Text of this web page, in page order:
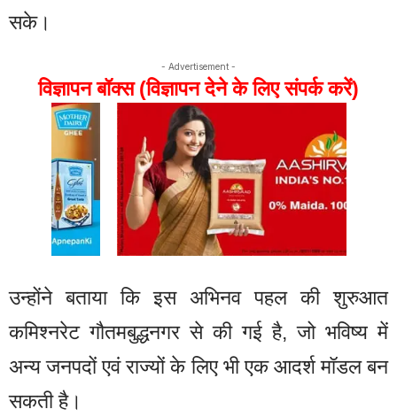
सके।
- Advertisement -
विज्ञापन बॉक्स (विज्ञापन देने के लिए संपर्क करें)
उन्होंने बताया कि इस अभिनव पहल की शुरुआत
कमिश्नरेट गौतमबुद्धनगर से की गई है, जो भविष्य में
अन्य जनपदों एवं राज्यों के लिए भी एक आदर्श मॉडल बन
सकती है।